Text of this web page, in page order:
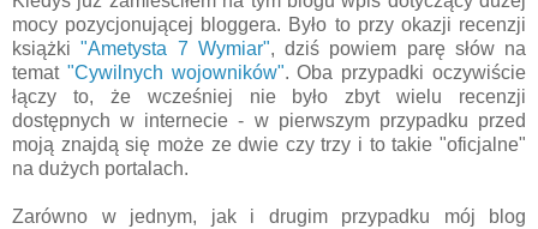
mocy pozycjonującej bloggera. Było to przy okazji recenzji
książki"Ametysta 7 Wymiar", dziś powiem parę słów na
temat "Cywilnych wojowników". Oba przypadki oczywiście
łączy to, że wcześniej nie było zbyt wielu recenzji
dostępnych w internecie - w pierwszym przypadku przed
moją znajdą się może ze dwie czy trzy i to takie "oficjalne"
na dużych portalach.
Zarówno w jednym, jak i drugim przypadku mój blog